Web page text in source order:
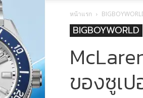
หน้าแรก
BIGBOYWORLD
ของซูเ